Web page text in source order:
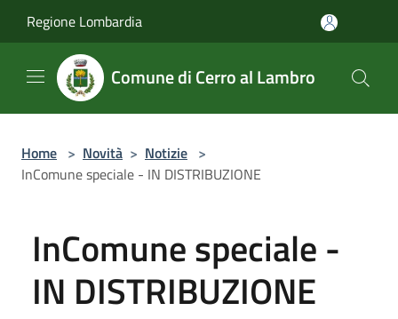
Regione Lombardia
Comune di Cerro al Lambro
Home > Novità > Notizie >
InComune speciale - IN DISTRIBUZIONE
InComune speciale -
IN DISTRIBUZIONE